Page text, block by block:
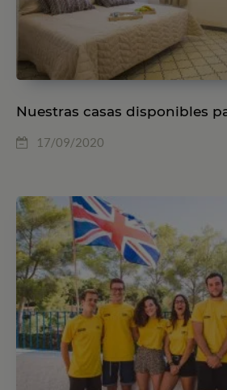
Nuestras casas disponibles
17/09/2020